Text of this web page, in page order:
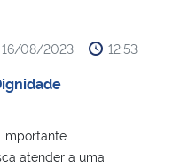
16/08/2023 12:53
importante
atender a uma